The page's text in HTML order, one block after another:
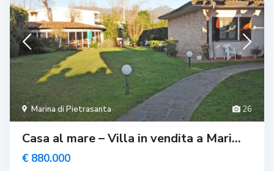
26
Marina di Pietrasanta
Casa al mare – Villa in vendita a Mari...
€ 880.000